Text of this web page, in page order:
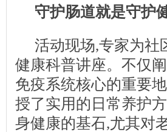
守护肠道就是守护
活动现场,专家为社
健康科普讲座。不仅
免疫系统核心的重要
授了实用的日常养护
身健康的基石,尤其对